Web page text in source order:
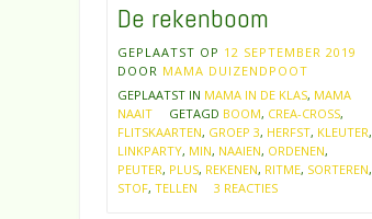
De rekenboom
GEPLAATST OP 12 SEPTEMBER 2019
DOOR MAMA DUIZENDPOOT
GEPLAATST IN MAMA IN DE KLAS, MAMA
NAAIT
GETAGD BOOM, CREA-CROSS,
FLITSKAARTEN, GROEP 3, HERFST, KLEUTER,
LINKPARTY, MIN, NAAIEN, ORDENEN,
PEUTER, PLUS, REKENEN, RITME, SORTEREN,
STOF, TELLEN 3 REACTIES